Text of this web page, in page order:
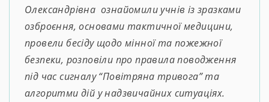
Олександрівна ознайомили учнів із зразками
озброєння, основами тактичної медицини,
провели бесіду щодо мінної та пожежної
безпеки, розповіли про правила поводження
під час сигналу “Повітряна тривога” та
алгоритми дій у надзвичайних ситуаціях.